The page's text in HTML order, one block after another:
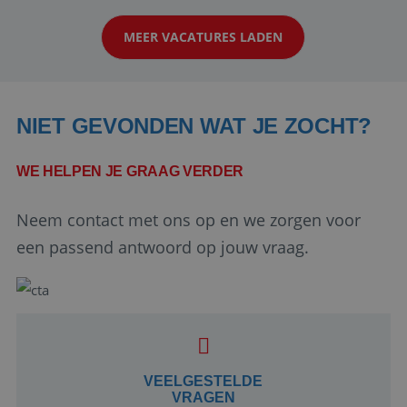
klanten te overtuigen om die droomreis te
boeken! ...
MEER VACATURES LADEN
NIET GEVONDEN WAT JE ZOCHT?
WE HELPEN JE GRAAG VERDER
Neem contact met ons op en we zorgen voor
een passend antwoord op jouw vraag.
VEELGESTELDE
VRAGEN
Google Privacy Policy